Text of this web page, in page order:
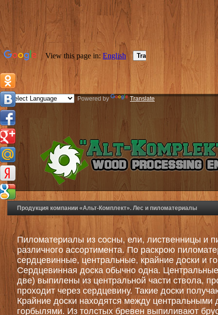
Powered by Translate
Продукция компании «Альт-Комплект». Лес и пиломатериалы
Пиломатериалы из сосны, ели, лиственницы и
различного ассортимента. По раскрою
сердцевинные, центральные, крайние доски и
Сердцевинная доска обычно одна.
две) выпилены из центральной части ствола,
проходит через сердцевину. Такие доски
Крайние доски находятся между центральными
горбылями. Из толстых бревен выпиливают